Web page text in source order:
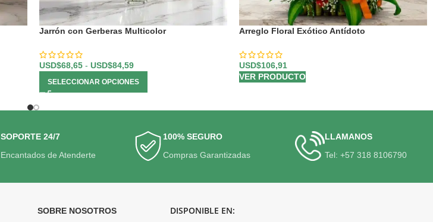
Jarrón con Gerberas Multicolor
USD$68,65 - USD$84,59
SELECCIONAR OPCIONES
Arreglo Floral Exótico Antídoto
USD$106,91
VER PRODUCTO
SOPORTE 24/7
Encantados de Atenderte
100% SEGURO
Compras Garantizadas
LLAMANOS
Tel: +57 318 8106790
SOBRE NOSOTROS DISPONIBLE EN: